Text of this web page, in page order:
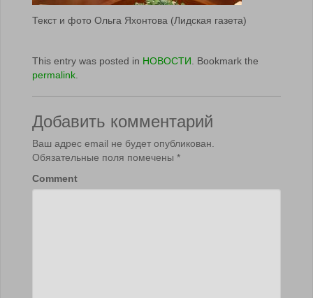
Текст и фото Ольга Яхонтова (Лидская газета)
This entry was posted in НОВОСТИ . Bookmark the
permalink
Добавить комментарий
Ваш адрес email не будет опубликован.
Обязательные поля помечены *
Comment